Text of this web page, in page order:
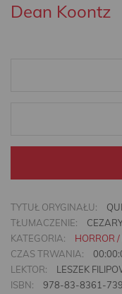
Dean Koontz
TYTUŁ ORYGINAŁU:
TŁUMACZENIE:
KATEGORIA:
HORROR
CZAS TRWANIA:
LEKTOR:
LESZEK
ISBN:
978-83-8361-